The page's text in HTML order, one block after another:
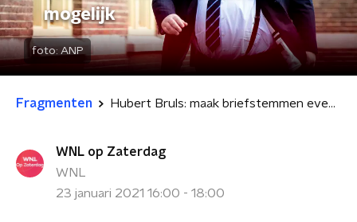
mogelijk
foto: ANP
Fragmenten Hubert Bruls: maak briefstemmen eventueel voor het hele land mogelijk
WNL op Zaterdag
WNL
23 januari 2021 16:00 - 18:00